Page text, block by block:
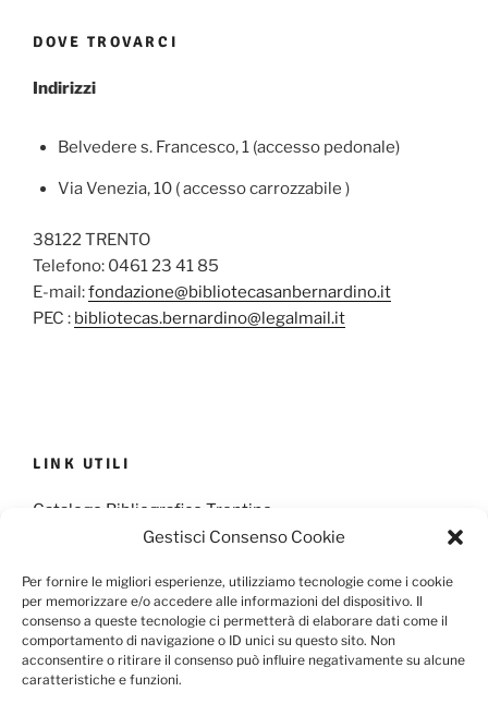
Gestisci Consenso Cookie
Per fornire le migliori esperienze, utilizziamo tecnologie come i cookie
per memorizzare e/o accedere alle informazioni del dispositivo. Il
consenso a queste tecnologie ci permetterà di elaborare dati come il
comportamento di navigazione o ID unici su questo sito. Non
acconsentire o ritirare il consenso può influire negativamente su alcune
caratteristiche e funzioni.
DOVE TROVARCI
Indirizzi
Belvedere s. Francesco, 1 (accesso pedonale)
Via Venezia, 10 ( accesso carrozzabile )
38122 TRENTO
Telefono: 0461 23 41 85
E-mail:fondazione@bibliotecasanbernardino.it
PEC : bibliotecas.bernardino@legalmail.it
LINK UTILI
Catalogo Bibliografico Trentino
Cookie Policy Privacy Policy